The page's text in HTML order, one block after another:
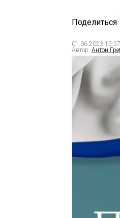
Поделиться
01.06.2023 15:57
Автор: Антон